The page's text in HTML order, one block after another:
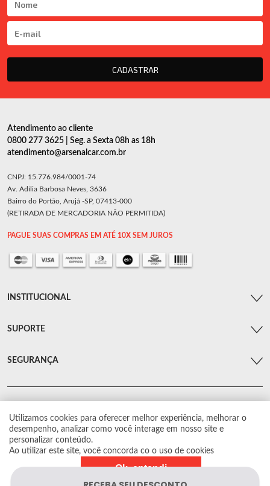
CADASTRAR
Utilizamos cookies para oferecer melhor experiência, melhorar o
desempenho, analizar como você interage em nosso site e
personalizar conteúdo.
Ao utilizar este site, você concorda co o uso de cookies
Ok, entendi
Atendimento ao cliente
0800 277 3625 | Seg. a Sexta 08h as 18h
atendimento@arsenalcar.com.br
CNPJ: 15.776.984/0001-74
Av. Adília Barbosa Neves, 3636
Bairro do Portão, Arujá -SP, 07413-000
(RETIRADA DE MERCADORIA NÃO PERMITIDA)
PAGUE SUAS COMPRAS EM ATÉ 10X SEM JUROS
INSTITUCIONAL
SUPORTE
SEGURANÇA
© Arsenal Car. Todos os direitos reservados.
Proibida reprodução total ou parcial. Preços e estoque sujeito a alterações sem
aviso prévio.